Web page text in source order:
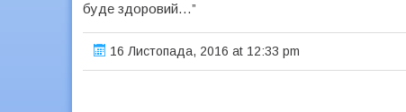
буде здоровий…”
16 Листопада, 2016 at 12:33 pm